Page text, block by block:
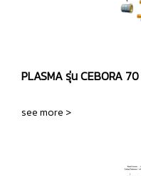
PLASMA รุ่น CEBORA 70
see more >